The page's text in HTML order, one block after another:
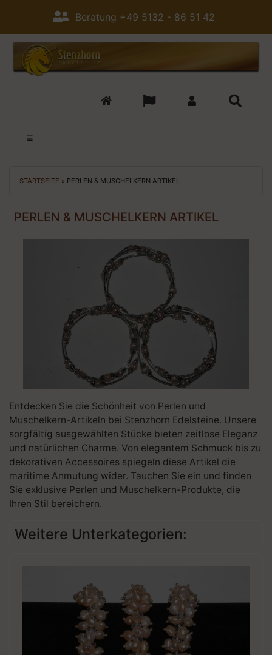
Beratung +49 5132 - 86 51 42
STARTSEITE » PERLEN & MUSCHELKERN ARTIKEL
PERLEN & MUSCHELKERN ARTIKEL
Entdecken Sie die Schönheit von Perlen und
Muschelkern-Artikeln bei Stenzhorn Edelsteine. Unsere
sorgfältig ausgewählten Stücke bieten zeitlose Eleganz
und natürlichen Charme. Von elegantem Schmuck bis zu
dekorativen Accessoires spiegeln diese Artikel die
maritime Anmutung wider. Tauchen Sie ein und finden
Sie exklusive Perlen und Muschelkern-Produkte, die
Ihren Stil bereichern.
Weitere Unterkategorien: